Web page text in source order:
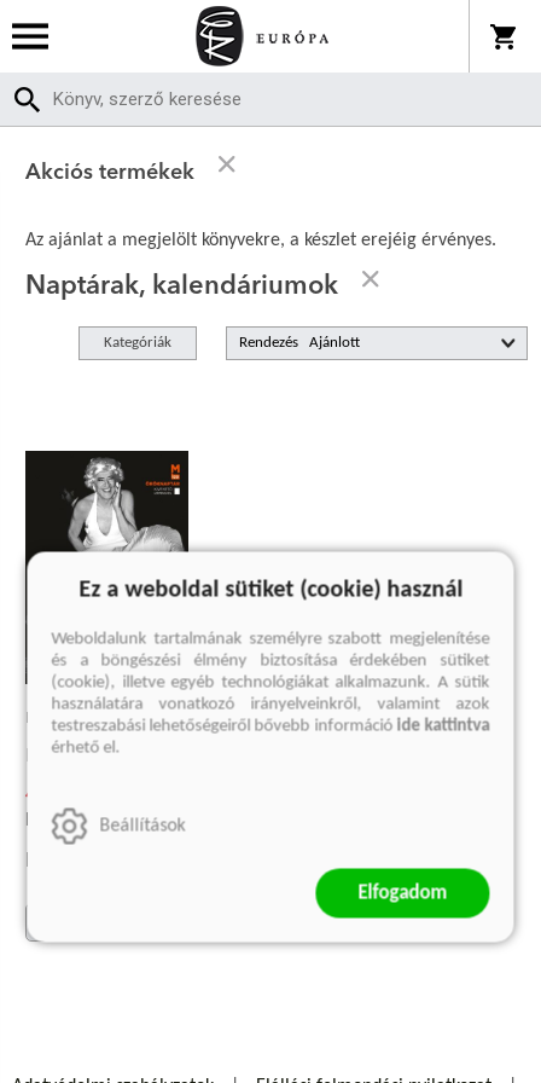
Akciós termékek
Az ajánlat a megjelölt könyvekre, a készlet erejéig érvényes.
Naptárak, kalendáriumok
Kategóriák Rendezés
MUCSI 12X
Mucsi Zoltán
4 499 Ft
Korábbi ár:999 Ft
Eredeti ár:
Ez a weboldal sütiket (cookie) használ
Weboldalunk tartalmának személyre szabott megjelenítése
és a böngészési élmény biztosítása érdekében sütiket
(cookie), illetve egyéb technológiákat alkalmazunk. A sütik
használatára vonatkozó irányelveinkről, valamint azok
testreszabási lehetőségeiről bővebb információ ide kattintva
érhető el.
Beállítások
Elfogadom